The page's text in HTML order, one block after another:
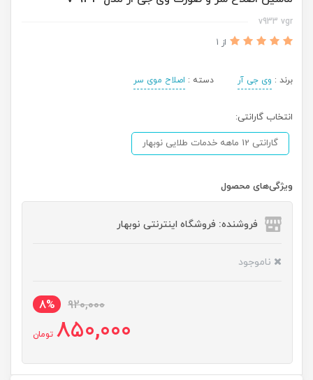
v933 vgr
از 1
برند : وی جی آر دسته : اصلاح موی سر
انتخاب گارانتی:
گارانتی 12 ماهه خدمات طلایی نوبهار
ویژگی‌های محصول
فروشنده: فروشگاه اینترنتی نوبهار
ناموجود
920,000
8%
850,000 تومان